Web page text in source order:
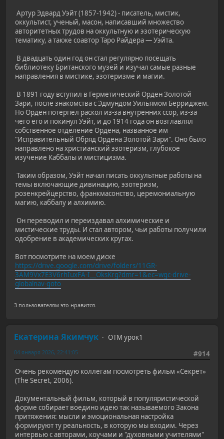
Артур Эдвард Уэйт (1857-1942) - писатель, мистик,
оккультист, ученый, масон, написавший множество
авторитетных трудов на оккультную и эзотерическую
тематику, а также соавтор Таро Райдера — Уэйта.
В двадцать один год он стал регулярно посещать
библиотеку Британского музей и изучал самые разные
направления в мистике, эзотеризме и магии.
В 1891 году вступил в Герметический Орден Золотой
Зари, после знакомства с Эдмундом Уильямом Берриджем.
Но Орден потерпел раскол из-за внутренних ссор, из-за
чего его и покинул Уэйт, и до 1914 года он возглавлял
собственное отделение Ордена, названное им
"Исправительный Обряд Ордена Золотой Зари". Оно было
направлено на христианский эзотеризм, глубокое
изучение Каббалы и мистицизма.
Таким образом, Уэйт начал писать оккультные работы на
темы включающие дивинацию, эзотеризм,
розенкрейцерство, франкмасонство, церемониальную
магию, каббалу и алхимию.
Он переводил и переиздавал алхимические и
мистические труды. И стал автором, чьи работы получили
одобрение в академических кругах.
Вот посмотрите на моем диске
https://drive.google.com/drive/folders/11GR-
3AM9Vx7E3V6rhIuxFA-I__OksKrg?dmr=1&ec=wgc-drive-
globalnav-goto
3 пользователям это нравится.
Екатерина Якимчук
ОТМ урок1
#914
04 января 2026, 22:41:05
Очень рекомендую коллегам посмотреть фильм «Секрет»
(The Secret, 2006).
Документальный фильм, который в популяристической
форме собирает воедино идею так называемого Закона
притяжения: мысли и эмоциональная настройка
формируют ту реальность, в которую мы входим. Через
интервью с авторами, коучами и "духовными учителями"